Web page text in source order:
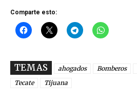
Comparte esto:
TEMAS ahogados Bomberos
Tecate
Tijuana